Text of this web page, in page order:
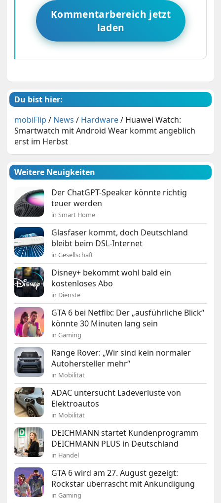
Kommentarbereich jetzt
laden
Du bist hier:
mobiFlip / News / Hardware/ Huawei Watch:
Smartwatch mit Android Wear kommt angeblich
erst im Herbst
Weitere Neuigkeiten
Der ChatGPT-Speaker könnte richtig
teuer werden
in Smart Home
Glasfaser kommt, doch Deutschland
bleibt beim DSL-Internet
in Gesellschaft
Disney+ bekommt wohl bald ein
kostenloses Abo
in Dienste
GTA 6 bei Netflix: Der „ausführliche Blick“
könnte 30 Minuten lang sein
in Gaming
Range Rover: „Wir sind kein normaler
Autohersteller mehr“
in Mobilität
ADAC untersucht Ladeverluste von
Elektroautos
in Mobilität
DEICHMANN startet Kundenprogramm
DEICHMANN PLUS in Deutschland
in Handel
GTA 6 wird am 27. August gezeigt:
Rockstar überrascht mit Ankündigung
in Gaming